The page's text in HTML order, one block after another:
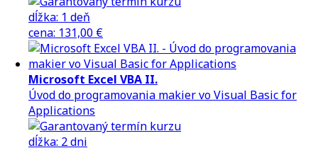
dĺžka: 1 deň
cena: 131,00 €
Microsoft Excel VBA II.
Úvod do programovania makier vo Visual Basic for
Applications
dĺžka: 2 dni